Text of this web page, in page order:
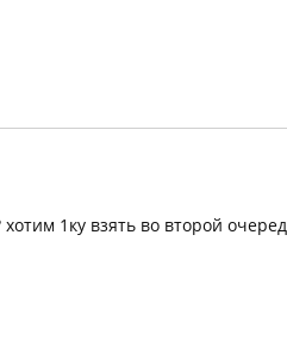
1ку взять во второй